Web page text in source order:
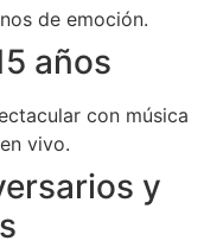
de emoción.
años
con música
vivo.
y